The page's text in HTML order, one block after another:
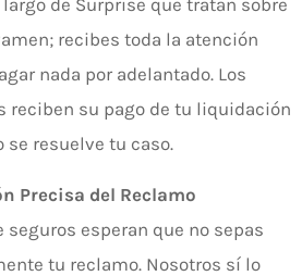
de Surprise que tratan sobre
recibes toda la atención
nada por adelantado. Los
reciben su pago de tu liquidación
se resuelve tu caso.
Precisa del Reclamo
seguros esperan que no sepas
tu reclamo. Nosotros sí lo